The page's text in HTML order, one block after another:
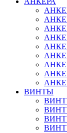
ВИНТЫ